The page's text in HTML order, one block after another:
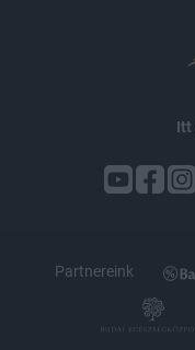
Itt
Partnereink